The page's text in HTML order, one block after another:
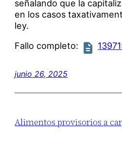
señalando que la
en los casos
ley.
Fallo completo:
junio 26, 2025
Alimentos provisorios a